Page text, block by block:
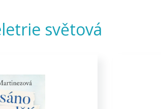
světová